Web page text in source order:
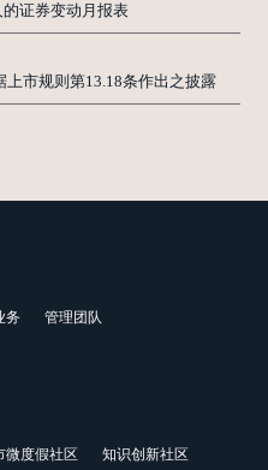
证券变动月报表
市规则第13.18条作出之披露
务 管理团队
微度假社区 知识创新社区